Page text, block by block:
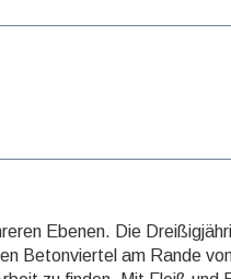
Ebenen. Die
Beton­viertel am Rande